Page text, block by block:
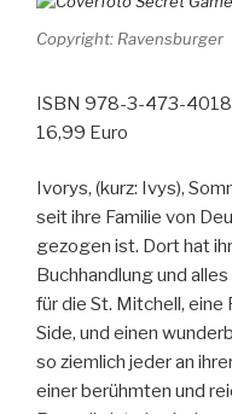
Copyright: Ravensburger
ISBN 978-3-473-
16,99 Euro
Ivorys, (kurz: Ivys),
seit ihre Familie von
gezogen ist. Dort hat
Buchhandlung und
für die St. Mitchell,
Side, und einen
so ziemlich jeder an
einer berühmten und